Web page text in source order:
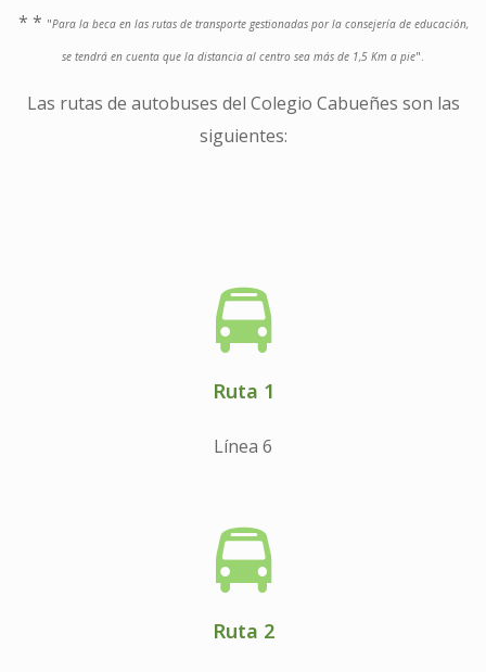
* * "Para la beca en las rutas de transporte gestionadas por la consejería de educación,
se tendrá en cuenta que la distancia al centro sea más de 1,5 Km a pie".
Las rutas de autobuses del Colegio Cabueñes son las
siguientes:
Ruta 1
Línea 6
Ruta 2